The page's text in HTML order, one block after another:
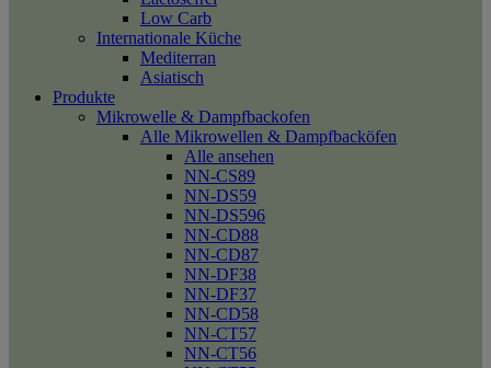
Low Carb
Internationale Küche
Mediterran
Asiatisch
Produkte
Mikrowelle & Dampfbackofen
Alle Mikrowellen & Dampfbacköfen
Alle ansehen
NN-CS89
NN-DS59
NN-DS596
NN-CD88
NN-CD87
NN-DF38
NN-DF37
NN-CD58
NN-CT57
NN-CT56